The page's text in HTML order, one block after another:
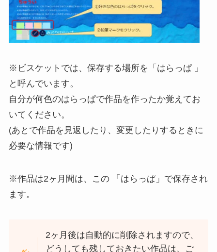
※ ビスケットでは、保存する場所を「はらっぱ 」
と呼んでいます。
自分が何色のはらっぱで作品を作ったか覚えてお
いてください。
(あとで作品を見返したり、変更したりするときに
必要な情報です)
※作品は2ヶ月間は、この 「はらっぱ」で保存され
ます。
2ヶ月後は自動的に削除されますので、
どうしても残しておきたい作品は、ご